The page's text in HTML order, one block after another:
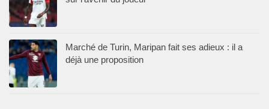
Marché de Turin, Maripan fait ses adieux : il a
déjà une proposition